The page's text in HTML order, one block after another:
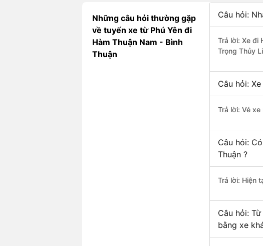
Những câu hỏi thường gặp
về tuyến xe từ Phú Yên đi
Hàm Thuận Nam - Bình
Thuận
Câu hỏi:
Trả lời: Xe đi
Trọng Thủy
Câu hỏi:
Trả lời: Vé
Câu hỏi:
Thuận ?
Trả lời: Hiện
Câu hỏi:
bằng xe